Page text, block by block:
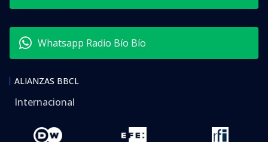
Whatsapp Radio Bío Bío
ALIANZAS BBCL
Internacional